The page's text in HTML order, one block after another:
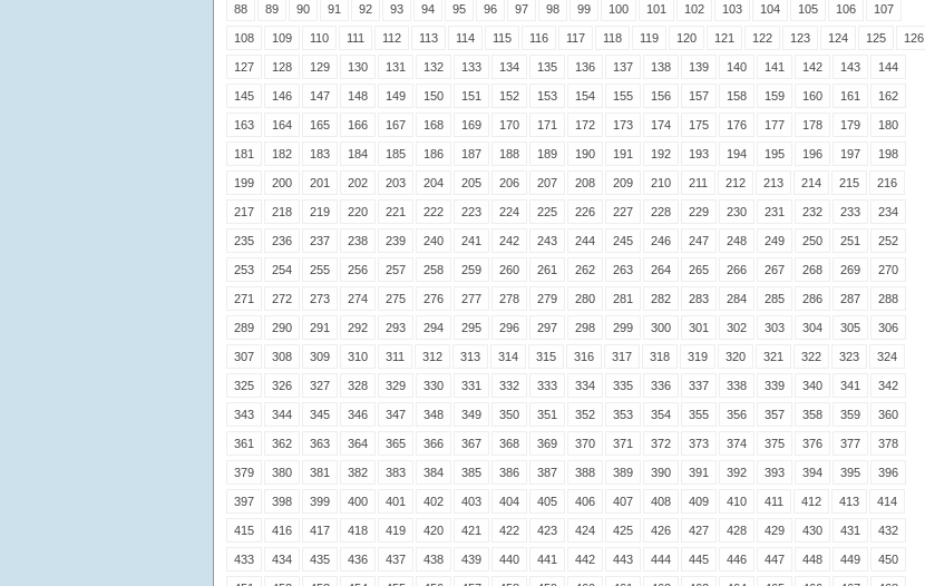
88 89 90 91 92 93 94 95 96 97 98 99 100 101 102 103 104 105 106 107
108 109 110 111 112 113 114 115 116 117 118 119 120 121 122 123 124 125 126
127 128 129 130 131 132 133 134 135 136 137 138 139 140 141 142 143 144
145 146 147 148 149 150 151 152 153 154 155 156 157 158 159 160 161 162
163 164 165 166 167 168 169 170 171 172 173 174 175 176 177 178 179 180
181 182 183 184 185 186 187 188 189 190 191 192 193 194 195 196 197 198
199 200 201 202 203 204 205 206 207 208 209 210 211 212 213 214 215 216
217 218 219 220 221 222 223 224 225 226 227 228 229 230 231 232 233 234
235 236 237 238 239 240 241 242 243 244 245 246 247 248 249 250 251 252
253 254 255 256 257 258 259 260 261 262 263 264 265 266 267 268 269 270
271 272 273 274 275 276 277 278 279 280 281 282 283 284 285 286 287 288
289 290 291 292 293 294 295 296 297 298 299 300 301 302 303 304 305 306
307 308 309 310 311 312 313 314 315 316 317 318 319 320 321 322 323 324
325 326 327 328 329 330 331 332 333 334 335 336 337 338 339 340 341 342
343 344 345 346 347 348 349 350 351 352 353 354 355 356 357 358 359 360
361 362 363 364 365 366 367 368 369 370 371 372 373 374 375 376 377 378
379 380 381 382 383 384 385 386 387 388 389 390 391 392 393 394 395 396
397 398 399 400 401 402 403 404 405 406 407 408 409 410 411 412 413 414
415 416 417 418 419 420 421 422 423 424 425 426 427 428 429 430 431 432
433 434 435 436 437 438 439 440 441 442 443 444 445 446 447 448 449 450